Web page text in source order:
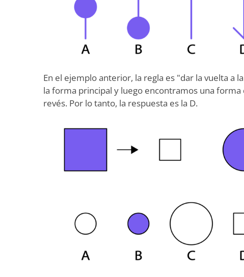
En el ejemplo anterior, la regla es "dar la vuelta a
la forma principal y luego encontramos una forma
revés. Por lo tanto, la respuesta es la D.